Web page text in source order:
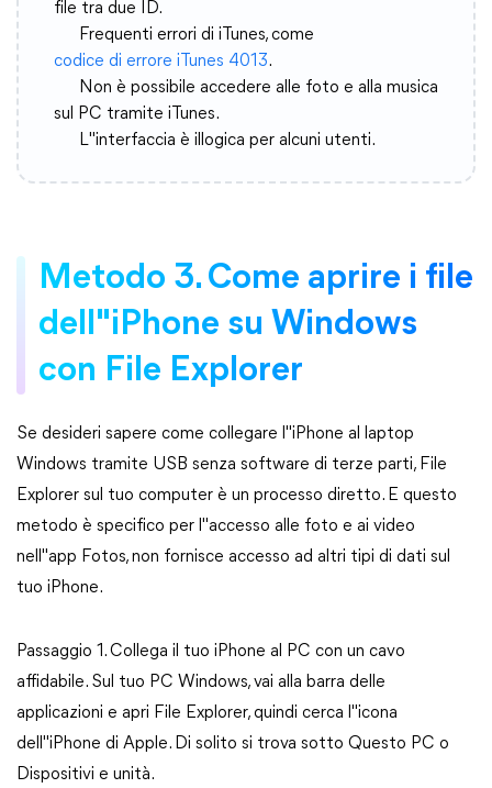
file tra due ID.
Frequenti errori di iTunes, come
codice di errore iTunes 4013.
Non è possibile accedere alle foto e alla musica
sul PC tramite iTunes.
L"interfaccia è illogica per alcuni utenti.
Metodo 3. Come aprire i file
dell"iPhone su Windows
con File Explorer
Se desideri sapere come collegare l"iPhone al laptop
Windows tramite USB senza software di terze parti, File
Explorer sul tuo computer è un processo diretto. E questo
metodo è specifico per l"accesso alle foto e ai video
nell"app Fotos, non fornisce accesso ad altri tipi di dati sul
tuo iPhone.
Passaggio 1. Collega il tuo iPhone al PC con un cavo
affidabile. Sul tuo PC Windows, vai alla barra delle
applicazioni e apri File Explorer, quindi cerca l"icona
dell"iPhone di Apple. Di solito si trova sotto Questo PC o
Dispositivi e unità.